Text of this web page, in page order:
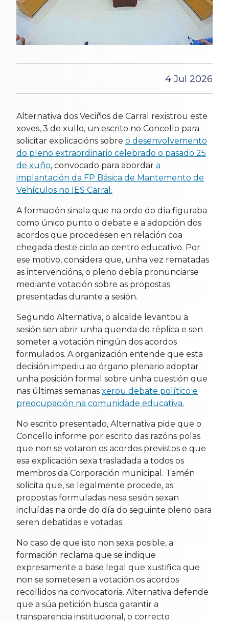
4 Jul 2026
Alternativa dos Veciños de Carral rexistrou este
xoves, 3 de xullo, un escrito no Concello para
solicitar explicacións sobre o desenvolvemento
do pleno extraordinario celebrado o pasado 25
de xuño, convocado para abordar a
implantación da FP Básica de Mantemento de
Vehículos no IES Carral.
A formación sinala que na orde do día figuraba
como único punto o debate e a adopción dos
acordos que procedesen en relación coa
chegada deste ciclo ao centro educativo. Por
ese motivo, considera que, unha vez rematadas
as intervencións, o pleno debía pronunciarse
mediante votación sobre as propostas
presentadas durante a sesión.
Segundo Alternativa, o alcalde levantou a
sesión sen abrir unha quenda de réplica e sen
someter a votación ningún dos acordos
formulados. A organización entende que esta
decisión impediu ao órgano plenario adoptar
unha posición formal sobre unha cuestión que
nas últimas semanas xerou debate político e
preocupación na comunidade educativa.
No escrito presentado, Alternativa pide que o
Concello informe por escrito das razóns polas
que non se votaron os acordos previstos e que
esa explicación sexa trasladada a todos os
membros da Corporación municipal. Tamén
solicita que, se legalmente procede, as
propostas formuladas nesa sesión sexan
incluídas na orde do día do seguinte pleno para
seren debatidas e votadas.
No caso de que isto non sexa posible, a
formación reclama que se indique
expresamente a base legal que xustifica que
non se sometesen a votación os acordos
recollidos na convocatoria. Alternativa defende
que a súa petición busca garantir a
transparencia institucional, o correcto